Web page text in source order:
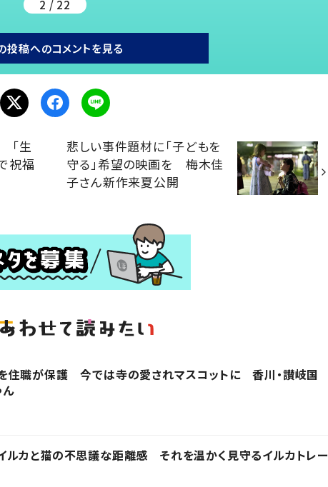
2 / 22
投稿へのコメントを見る
「生
祝福
悲しい事件題材に「子どもを
守る」希望の映画を 梅木佳
子さん新作来夏公開
住職が保護 今では寺の愛されマスコットに 香川・讃岐国
ルカと猫の不思議な距離感 それを温かく見守るイルカトレー